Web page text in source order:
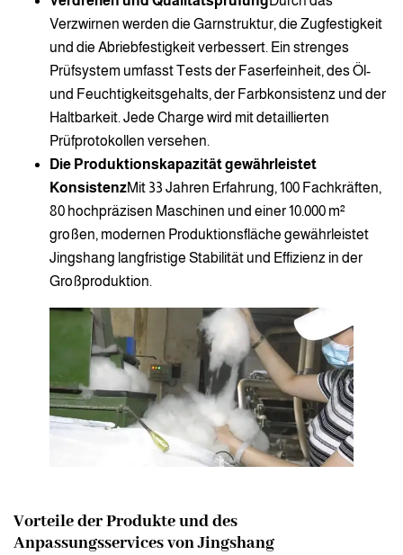
Verzwirnen werden die Garnstruktur, die Zugfestigkeit
und die Abriebfestigkeit verbessert. Ein strenges
Prüfsystem umfasst Tests der Faserfeinheit, des Öl-
und Feuchtigkeitsgehalts, der Farbkonsistenz und der
Haltbarkeit. Jede Charge wird mit detaillierten
Prüfprotokollen versehen.
Die Produktionskapazität gewährleistet
KonsistenzMit 33 Jahren Erfahrung, 100 Fachkräften,
80 hochpräzisen Maschinen und einer 10.000 m²
großen, modernen Produktionsfläche gewährleistet
Jingshang langfristige Stabilität und Effizienz in der
Großproduktion.
Vorteile der Produkte und des
Anpassungsservices von Jingshang